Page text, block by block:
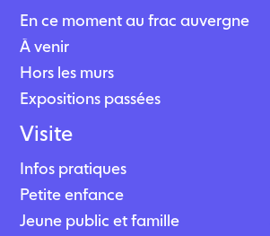
En ce moment au frac auvergne
À venir
Hors les murs
Expositions passées
Visite
Infos pratiques
Petite enfance
Jeune public et famille